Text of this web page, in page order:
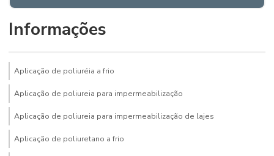
Informações
Aplicação de poliuréia a frio
Aplicação de poliureia para impermeabilização
Aplicação de poliureia para impermeabilização de lajes
Aplicação de poliuretano a frio